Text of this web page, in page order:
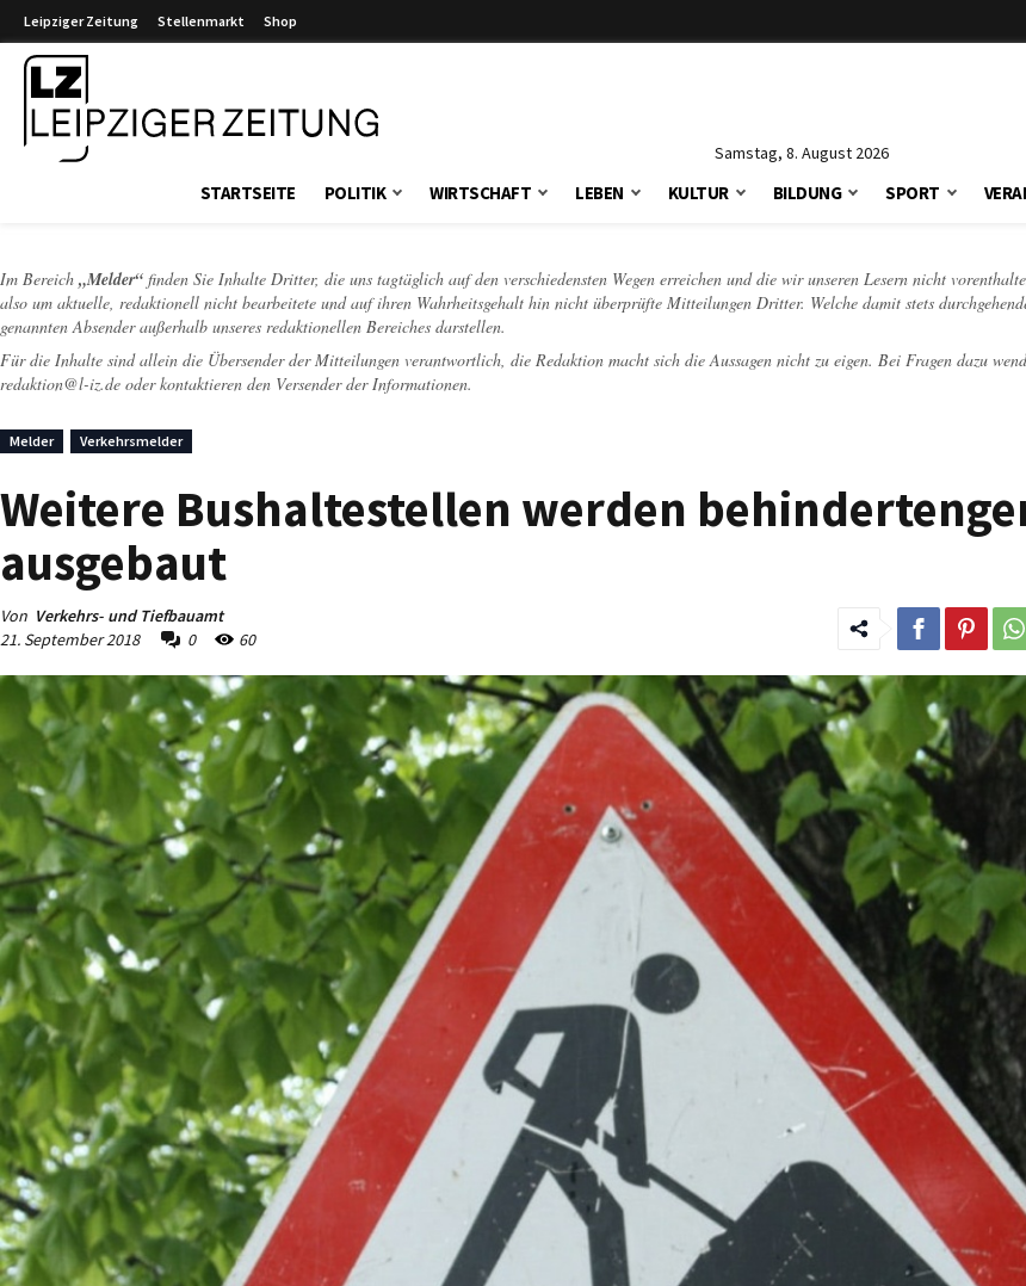
Leipziger Zeitung Stellenmarkt Shop
Samstag, 8. August 2026
STARTSEITE POLITIK WIRTSCHAFT LEBEN KULTUR BILDUNG SPORT
Im Bereich „Melder“ finden Sie Inhalte Dritter, die uns tagtäglich auf den verschiedensten Wegen erreichen und die wir unseren Lesern nicht
also um aktuelle, redaktionell nicht bearbeitete und auf ihren Wahrheitsgehalt hin nicht überprüfte Mitteilungen Dritter. Welche damit stets
genannten Absender außerhalb unseres redaktionellen Bereiches darstellen.
Für die Inhalte sind allein die Übersender der Mitteilungen verantwortlich, die Redaktion macht sich die Aussagen nicht zu eigen. Bei Fragen dazu
redaktion@l-iz.de oder kontaktieren den Versender der Informationen.
Melder Verkehrsmelder
Weitere Bushaltestellen werden
ausgebaut
Von Verkehrs- und Tiefbauamt
21. September 2018
0 60